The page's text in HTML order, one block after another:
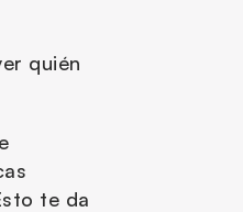
quién
te da